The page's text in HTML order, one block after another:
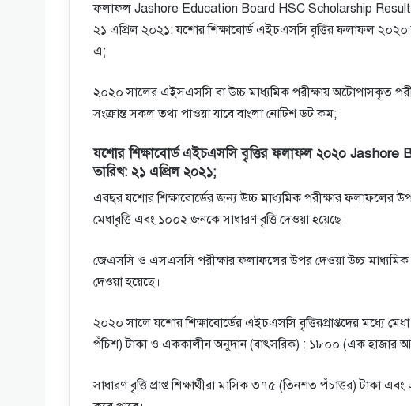
ফলাফল Jashore Education Board HSC Scholarship Result
২১ এপ্রিল ২০২১; যশাের শিক্ষাবোর্ড এইচএসসি বৃত্তির ফলাফল ২০২০
এ;
২০২০ সালের এইসএসসি বা উচ্চ মাধ্যমিক পরীক্ষায় অটোপাসকৃত
সংক্রান্ত সকল তথ্য পাওয়া যাবে বাংলা নোটিশ ডট কম;
যশাের শিক্ষাবোর্ড এইচএসসি বৃত্তির ফলাফল ২০২০
তারিখ: ২১ এপ্রিল ২০২১;
এবছর যশাের শিক্ষাবোর্ডের জন্য উচ্চ মাধ্যমিক পরীক্ষার ফলাফলের
মেধাবৃত্তি এবং ১০০২ জনকে সাধারণ বৃত্তি দেওয়া হয়েছে।
জেএসসি ও এসএসসি পরীক্ষার ফলাফলের উপর দেওয়া উচ্চ
দেওয়া হয়েছে।
২০২০ সালে যশাের শিক্ষাবোর্ডের এইচএসসি বৃত্তিরপ্রাপ্তদের মধ্যে মেধা
পঁচিশ) টাকা ও এককালীন অনুদান (বাৎসরিক) : ১৮০০ (এক হাজার
সাধারণ বৃত্তি প্রাপ্ত শিক্ষার্থীরা মাসিক ৩৭৫ (তিনশত পঁচাত্তর)